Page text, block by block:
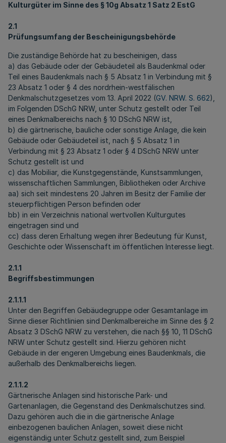
Kulturgüter im Sinne des § 10g Absatz 1 Satz 2 EstG
2.1
Prüfungsumfang der Bescheinigungsbehörde
Die zuständige Behörde hat zu bescheinigen, dass
a) das Gebäude oder der Gebäudeteil als Baudenkmal oder
Teil eines Baudenkmals nach § 5 Absatz 1 in Verbindung mit §
23 Absatz 1 oder § 4 des nordrhein-westfälischen
Denkmalschutzgesetzes vom 13. April 2022 (GV. NRW. S. 662),
im Folgenden DSchG NRW, unter Schutz gestellt oder Teil
eines Denkmalbereichs nach § 10 DSchG NRW ist,
b) die gärtnerische, bauliche oder sonstige Anlage, die kein
Gebäude oder Gebäudeteil ist, nach § 5 Absatz 1 in
Verbindung mit § 23 Absatz 1 oder § 4 DSchG NRW unter
Schutz gestellt ist und
c) das Mobiliar, die Kunstgegenstände, Kunstsammlungen,
wissenschaftlichen Sammlungen, Bibliotheken oder Archive
aa) sich seit mindestens 20 Jahren im Besitz der Familie der
steuerpflichtigen Person befinden oder
bb) in ein Verzeichnis national wertvollen Kulturgutes
eingetragen sind und
cc) dass deren Erhaltung wegen ihrer Bedeutung für Kunst,
Geschichte oder Wissenschaft im öffentlichen Interesse liegt.
2.1.1
Begriffsbestimmungen
2.1.1.1
Unter den Begriffen Gebäudegruppe oder Gesamtanlage im
Sinne dieser Richtlinien sind Denkmalbereiche im Sinne des § 2
Absatz 3 DSchG NRW zu verstehen, die nach §§ 10, 11 DSchG
NRW unter Schutz gestellt sind. Hierzu gehören nicht
Gebäude in der engeren Umgebung eines Baudenkmals, die
außerhalb des Denkmalbereichs liegen.
2.1.1.2
Gärtnerische Anlagen sind historische Park- und
Gartenanlagen, die Gegenstand des Denkmalschutzes sind.
Dazu gehören auch die in die gärtnerische Anlage
einbezogenen baulichen Anlagen, soweit diese nicht
eigenständig unter Schutz gestellt sind, zum Beispiel